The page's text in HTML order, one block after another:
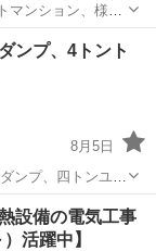
、バリ、電動工具
ンプ、4トント
8月5日
建物解体と様々で
ター
設備の電気工事
活躍中】